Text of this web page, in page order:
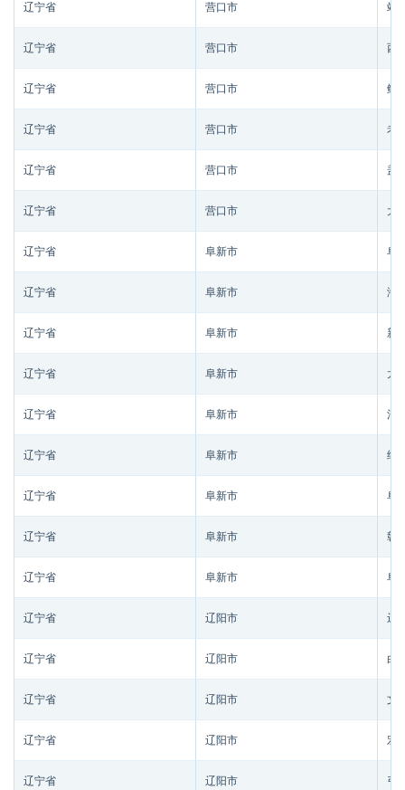
辽宁省 营口市 站
辽宁省 营口市 西
辽宁省 营口市 鲅
辽宁省 营口市 老
辽宁省 营口市 盖
辽宁省 营口市 大
辽宁省 阜新市 阜
辽宁省 阜新市 海
辽宁省 阜新市 新
辽宁省 阜新市 太
辽宁省 阜新市 清
辽宁省 阜新市 细
辽宁省 阜新市 阜
辽宁省 阜新市 彰
辽宁省 阜新市 阜
辽宁省 辽阳市 辽
辽宁省 辽阳市 白
辽宁省 辽阳市 文
辽宁省 辽阳市 宏
辽宁省 辽阳市 弓